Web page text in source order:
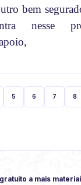
bem
nesse
5 6 7 8
a mais